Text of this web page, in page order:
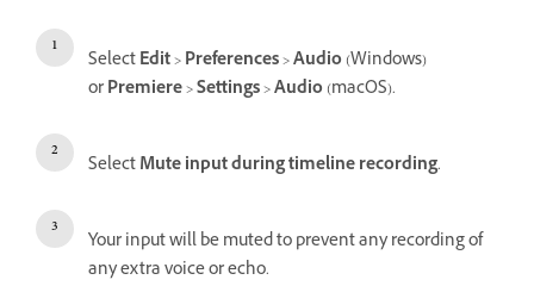
SelectEdit>Preferences>Audio (Windows)
orPremiere>Settings>Audio (macOS).
SelectMute input during timeline recording.
Your input will be muted to prevent any recording of
any extra voice or echo.